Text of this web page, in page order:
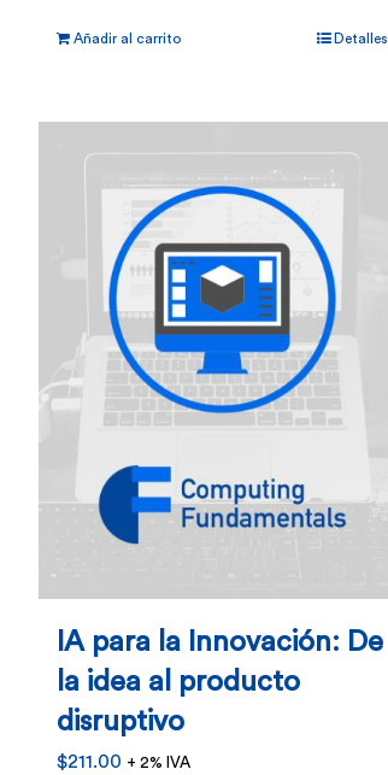
Añadir al carrito Detalles
IA para la Innovación: De
la idea al producto
disruptivo
$211.00 + 2% IVA